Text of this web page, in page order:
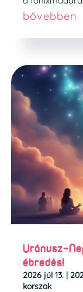
bővebben
Uránusz-
ébredés!
2026 júl 13. |
korszak